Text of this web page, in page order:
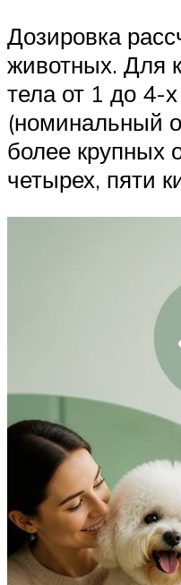
Дозировка
животных. Для
тела от 1 до 4-
(номинальный
более крупных
четырех, пяти